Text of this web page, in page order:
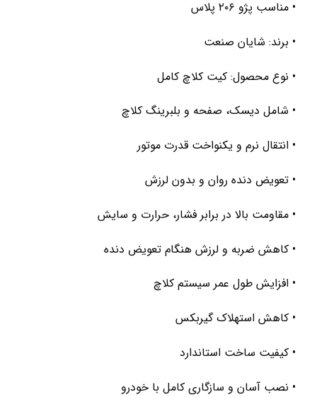
• مناسب پژو ۲۰۶ پلاس
• برند: شایان صنعت
• نوع محصول: کیت کلاچ کامل
• شامل دیسک، صفحه و بلبرینگ کلاچ
• انتقال نرم و یکنواخت قدرت موتور
• تعویض دنده روان و بدون لرزش
• مقاومت بالا در برابر فشار، حرارت و سایش
• کاهش ضربه و لرزش هنگام تعویض دنده
• افزایش طول عمر سیستم کلاچ
• کاهش استهلاک گیربکس
• کیفیت ساخت استاندارد
• نصب آسان و سازگاری کامل با خودرو